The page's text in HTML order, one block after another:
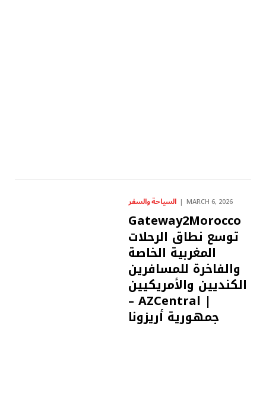
السياحة والسفر MARCH 6, 2026
Gateway2Morocco
توسع نطاق الرحلات
المغربية الخاصة
والفاخرة للمسافرين
الكنديين والأمريكيين
– AZCentral |
جمهورية أريزونا